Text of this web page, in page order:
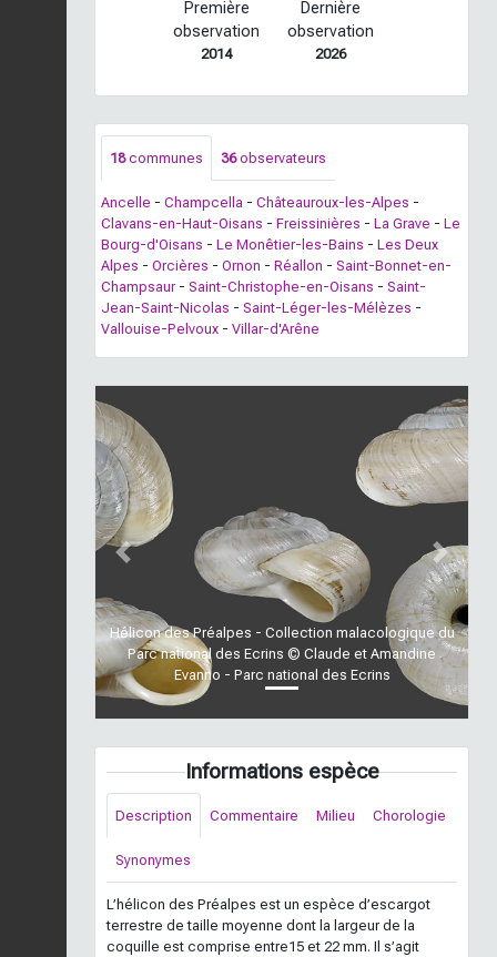
Première
observation
2014
Dernière
observation
2026
18communes 36observateurs
Ancelle - Champcella - Châteauroux-les-Alpes -
Clavans-en-Haut-Oisans - Freissinières - La Grave - Le
Bourg-d'Oisans - Le Monêtier-les-Bains - Les Deux
Alpes - Orcières - Ornon - Réallon - Saint-Bonnet-en-
Champsaur - Saint-Christophe-en-Oisans - Saint-
Jean-Saint-Nicolas - Saint-Léger-les-Mélèzes -
Vallouise-Pelvoux - Villar-d'Arêne
Hélicon des Préalpes - Collection malacologique du
Parc national des Ecrins © Claude et Amandine
Evanno - Parc national des Ecrins
Previous Next
Informations espèce
Description Commentaire Milieu Chorologie
Synonymes
L’hélicon des Préalpes est un espèce d’escargot
terrestre de taille moyenne dont la largeur de la
coquille est comprise entre15 et 22 mm. Il s’agit